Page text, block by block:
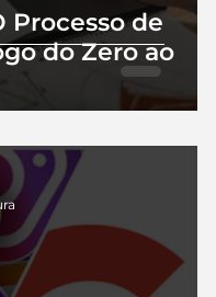
Processo de
do Zero ao